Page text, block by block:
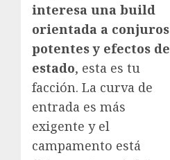
interesa una build
orientada a conjuros
potentes y efectos de
estado, esta es tu
facción. La curva de
entrada es más
exigente y el
campamento está